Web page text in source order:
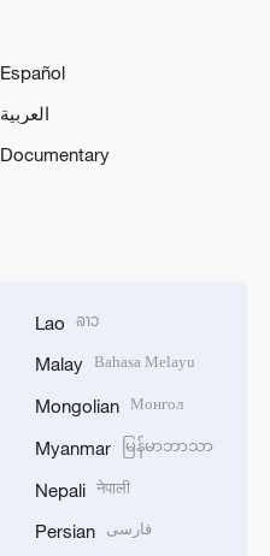
Español
العربية
Documentary
Lao ລາວ
Malay Bahasa Melayu
Mongolian Монгол
Myanmar မြန်မာဘာသာ
Nepali नेपाली
Persian فارسی